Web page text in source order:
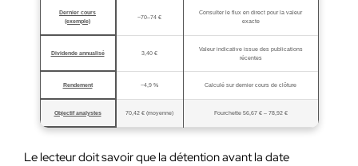
Dernier cours
(exemple)
~70–74 €
Consulter le flux en direct pour la valeur
exacte
Dividende annualisé 3,40 €
Valeur indicative issue des publications
récentes
Rendement ~4,9 % Calculé sur dernier cours de clôture
Objectif analystes 70,42 € (moyenne) Fourchette 56,67 € – 78,92 €
Le lecteur doit savoir que la détention avant la date